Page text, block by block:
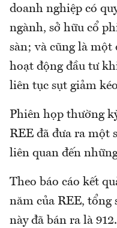
doanh nghiệp có
ngành, sở hữu cổ
sàn; và cũng là
hoạt động đầu tư
liên tục sụt giảm
Phiên họp thường
REE đã đưa ra một
liên quan đến
Theo báo cáo kết
năm của REE, tổng
này đã bán ra là